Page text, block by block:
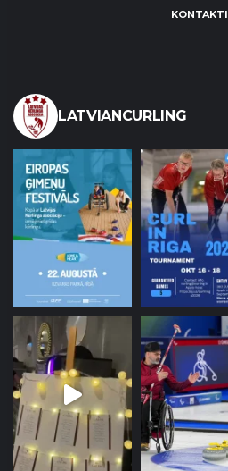
KONTAKTI
LATVIANCURLING